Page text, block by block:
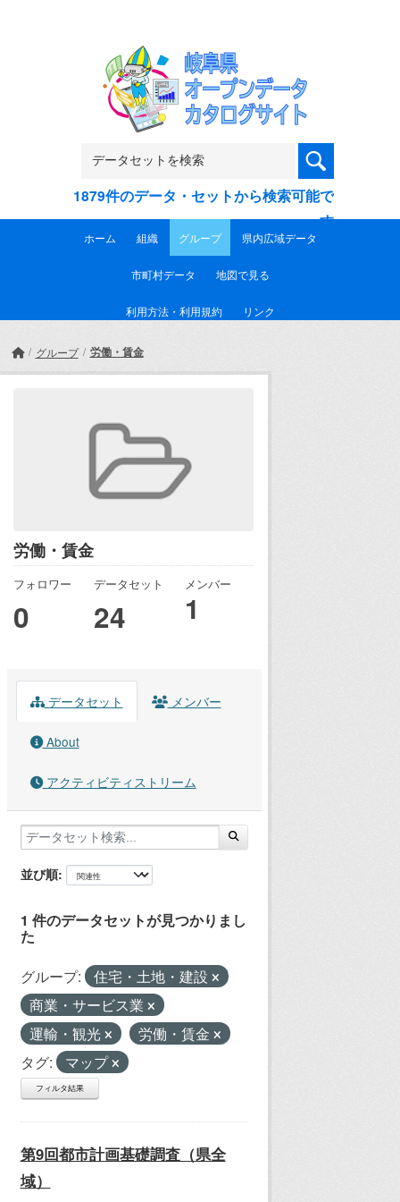
1879件のデータ・セットから検索可能で
す
ホーム 組織 グループ 県内広域データ
市町村データ 地図で見る
利用方法・利用規約 リンク
グループ 労働・賃金
労働・賃金
フォロワー
0
データセット
24
メンバー
1
データセット メンバー
About
アクティビティストリーム
並び順
1 件のデータセットが見つかりまし
た
グループ:
住宅・土地・建設
商業・サービス業
運輸・観光
労働・賃金
タグ:
マップ
フィルタ結果
第9回都市計画基礎調査（県全
域）